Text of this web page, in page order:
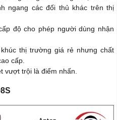
ngang các đối thủ khác trên thị
độ cho phép người dùng nhận
thị trường giá rẻ nhưng chất
cấp.
vượt trội là điểm nhấn.